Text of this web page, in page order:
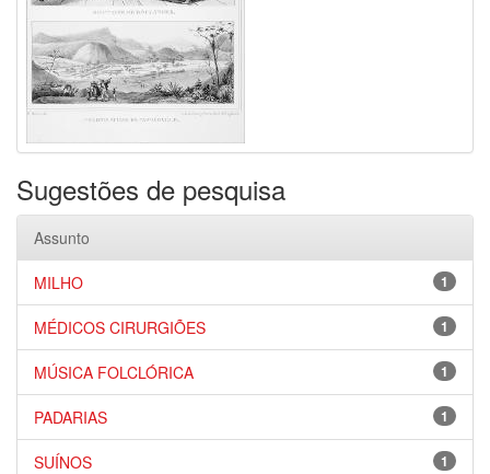
Sugestões de pesquisa
Assunto
1
MILHO
1
MÉDICOS CIRURGIÕES
1
MÚSICA FOLCLÓRICA
1
PADARIAS
1
SUÍNOS